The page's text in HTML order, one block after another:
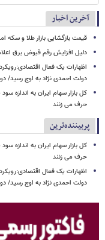
آخرین اخبار
قیمت بازگشایی بازار طلا و سکه امروز ۱۵ مردادماه ۱۴۰۵/ طلا به سد روانی
دلیل افزایش رقم قبوض برق
اظهارات یک فعال
دولت احمدی نژاد به اوج رسید/
کل بازار سهام ایران به اندازه
حرف می زنند
پربیننده‌ترین
کل بازار سهام ایران به اندازه
حرف می زنند
اظهارات یک فعال
دولت احمدی نژاد به اوج رسید/